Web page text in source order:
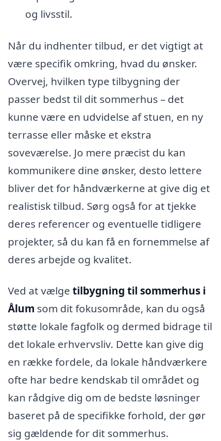
og livsstil.
Når du indhenter tilbud, er det vigtigt at
være specifik omkring, hvad du ønsker.
Overvej, hvilken type tilbygning der
passer bedst til dit sommerhus – det
kunne være en udvidelse af stuen, en ny
terrasse eller måske et ekstra
soveværelse. Jo mere præcist du kan
kommunikere dine ønsker, desto lettere
bliver det for håndværkerne at give dig et
realistisk tilbud. Sørg også for at tjekke
deres referencer og eventuelle tidligere
projekter, så du kan få en fornemmelse af
deres arbejde og kvalitet.
Ved at vælge tilbygning til sommerhus i
Ålum som dit fokusområde, kan du også
støtte lokale fagfolk og dermed bidrage til
det lokale erhvervsliv. Dette kan give dig
en række fordele, da lokale håndværkere
ofte har bedre kendskab til området og
kan rådgive dig om de bedste løsninger
baseret på de specifikke forhold, der gør
sig gældende for dit sommerhus.